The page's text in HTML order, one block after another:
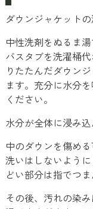
ダウンジャケット
中性洗剤をぬるま
バスタブを洗濯桶
りたたんだダウン
ます。充分に水分
ください。
水分が全体に浸み
中のダウンを傷め
洗いはしないよう
どい部分は指でつ
その後、汚れの染